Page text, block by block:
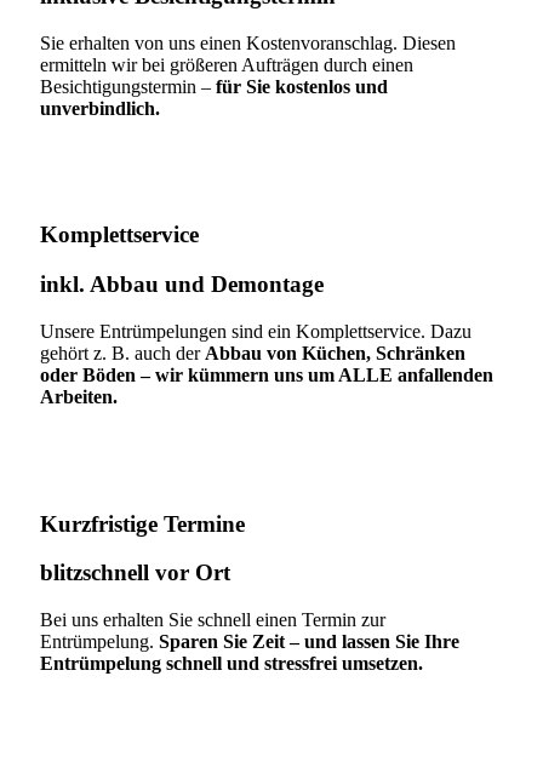
Sie erhalten von uns einen Kostenvoranschlag. Diesen
ermitteln wir bei größeren Aufträgen durch einen
Besichtigungstermin – für Sie kostenlos und
unverbindlich.
Komplettservice​
inkl. Abbau und Demontage​
Unsere Entrümpelungen sind ein Komplettservice. Dazu
gehört z. B. auch der Abbau von Küchen, Schränken
oder Böden – wir kümmern uns um ALLE anfallenden
Arbeiten.
Kurzfristige Termine​
blitzschnell vor Ort
Bei uns erhalten Sie schnell einen Termin zur
Entrümpelung. Sparen Sie Zeit – und lassen Sie Ihre
Entrümpelung schnell und stressfrei umsetzen.